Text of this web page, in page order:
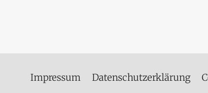
Impressum Datenschutzerklärung